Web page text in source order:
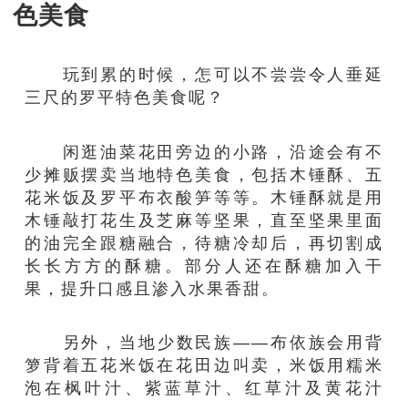
色美食
玩到累的时候，怎可以不尝尝令人垂延
三尺的罗平特色美食呢？
闲逛油菜花田旁边的小路，沿途会有不
少摊贩摆卖当地特色美食，包括木锤酥、五
花米饭及罗平布衣酸笋等等。木锤酥就是用
木锤敲打花生及芝麻等坚果，直至坚果里面
的油完全跟糖融合，待糖冷却后，再切割成
长长方方的酥糖。部分人还在酥糖加入干
果，提升口感且渗入水果香甜。
另外，当地少数民族——布依族会用背
箩背着五花米饭在花田边叫卖，米饭用糯米
泡在枫叶汁、紫蓝草汁、红草汁及黄花汁